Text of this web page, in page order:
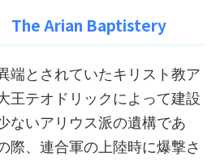
The Arian Baptistery
端とされていたキリスト教ア
王テオドリックによって建設
ないアリウス派の遺構であ
際、連合軍の上陸時に爆撃さ